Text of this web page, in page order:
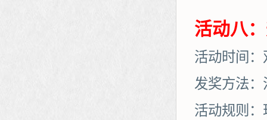
活动八
活动时间
发奖方法
活动规则